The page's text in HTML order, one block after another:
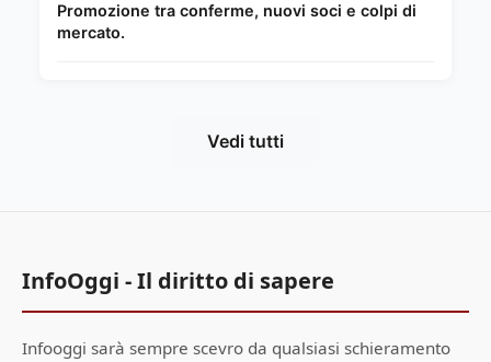
Promozione tra conferme, nuovi soci e colpi di
mercato.
Vedi tutti
InfoOggi - Il diritto di sapere
Infooggi sarà sempre scevro da qualsiasi schieramento